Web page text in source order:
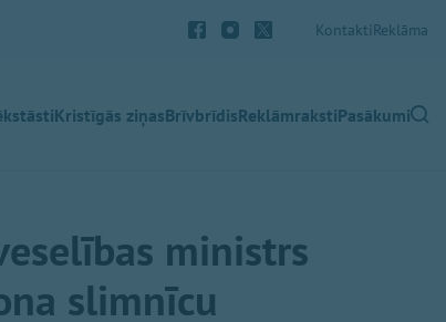
KontaktiReklāma
Kristīgās ziņasBrīvbrīdisReklāmrakstiPasākumi
ministrs
slimnīcu